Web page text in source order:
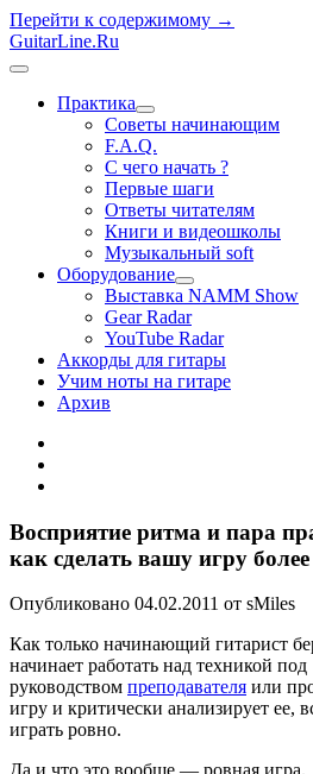
Перейти к содержимому →
GuitarLine.Ru
открыть
Практика
открыть
меню
Советы начинающим
F.A.Q.
С чего начать ?
Первые шаги
Ответы читателям
Книги и видеошколы
Музыкальный soft
Оборудование
открыть
меню
Выставка NAMM Show
Gear Radar
YouTube Radar
Аккорды для гитары
Учим ноты на гитаре
Архив
Восприятие ритма и пара
как сделать вашу игру
Опубликовано 04.02.2011 от sMiles
Как только начинающий гитарист
начинает работать над техникой под
руководством преподавателя или
игру и критически анализирует ее,
играть ровно.